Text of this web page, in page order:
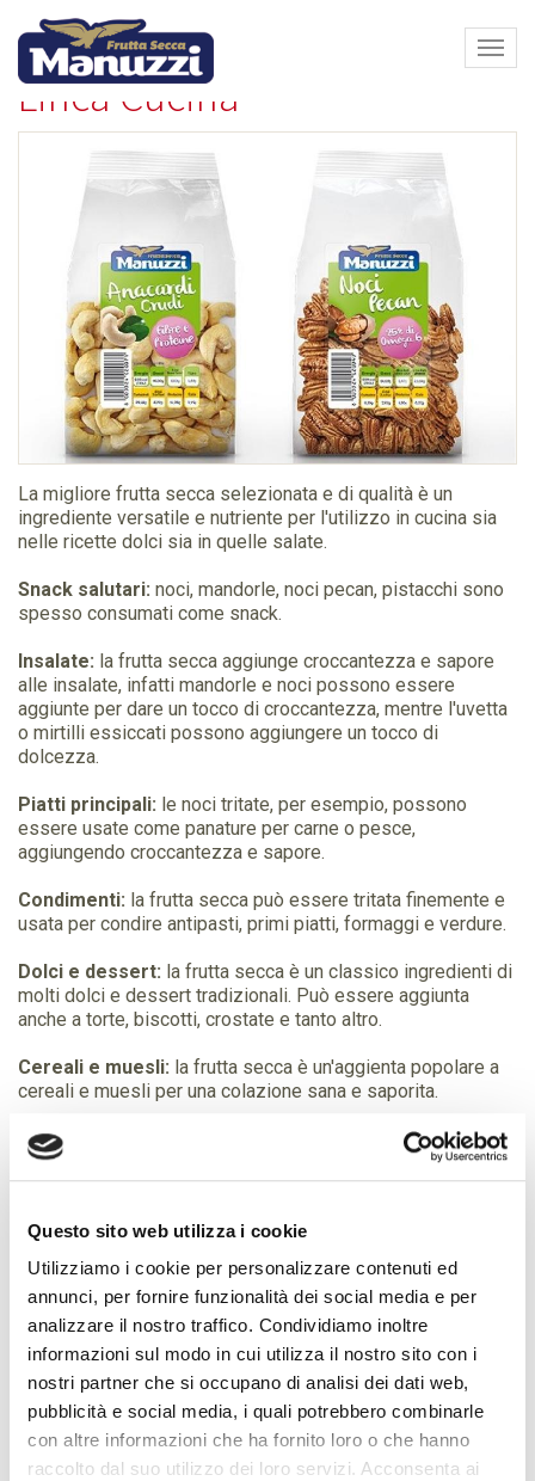
Questo sito web utilizza i cookie
Utilizziamo i cookie per personalizzare contenuti ed
annunci, per fornire funzionalità dei social media e per
analizzare il nostro traffico. Condividiamo inoltre
informazioni sul modo in cui utilizza il nostro sito con i
nostri partner che si occupano di analisi dei dati web,
pubblicità e social media, i quali potrebbero combinarle
con altre informazioni che ha fornito loro o che hanno
raccolto dal suo utilizzo dei loro servizi. Acconsenta ai
barra
Home Linea Cucina
Linea Cucina
La migliore frutta secca selezionata e di qualità è un
ingrediente versatile e nutriente per l'utilizzo in cucina sia
nelle ricette dolci sia in quelle salate.
Snack salutari: noci, mandorle, noci pecan, pistacchi sono
spesso consumati come snack.
Insalate: la frutta secca aggiunge croccantezza e sapore
alle insalate, infatti mandorle e noci possono essere
aggiunte per dare un tocco di croccantezza, mentre l'uvetta
o mirtilli essiccati possono aggiungere un tocco di
dolcezza.
Piatti principali: le noci tritate, per esempio, possono
essere usate come panature per carne o pesce,
aggiungendo croccantezza e sapore.
Condimenti: la frutta secca può essere tritata finemente e
usata per condire antipasti, primi piatti, formaggi e verdure.
Dolci e dessert: la frutta secca è un classico ingredienti di
molti dolci e dessert tradizionali. Può essere aggiunta
anche a torte, biscotti, crostate e tanto altro.
Cereali e muesli: la frutta secca è un'aggienta popolare a
cereali e muesli per una colazione sana e saporita.
Azienda
Nome*
Cognome*